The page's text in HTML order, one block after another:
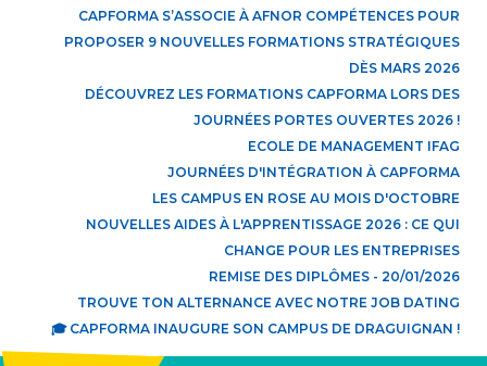
CAPFORMA S’ASSOCIE À AFNOR COMPÉTENCES POUR
PROPOSER 9 NOUVELLES FORMATIONS STRATÉGIQUES
DÈS MARS 2026
DÉCOUVREZ LES FORMATIONS CAPFORMA LORS DES
JOURNÉES PORTES OUVERTES 2026 !
ECOLE DE MANAGEMENT IFAG
JOURNÉES D'INTÉGRATION À CAPFORMA
LES CAMPUS EN ROSE AU MOIS D'OCTOBRE
NOUVELLES AIDES À L'APPRENTISSAGE 2026 : CE QUI
CHANGE POUR LES ENTREPRISES
REMISE DES DIPLÔMES - 20/01/2026
TROUVE TON ALTERNANCE AVEC NOTRE JOB DATING
🎓 CAPFORMA INAUGURE SON CAMPUS DE DRAGUIGNAN !